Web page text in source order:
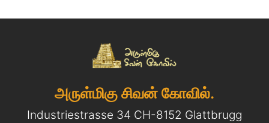
அருள்மிகு சிவன் கோவில்.
Industriestrasse 34 CH-8152 Glattbrugg